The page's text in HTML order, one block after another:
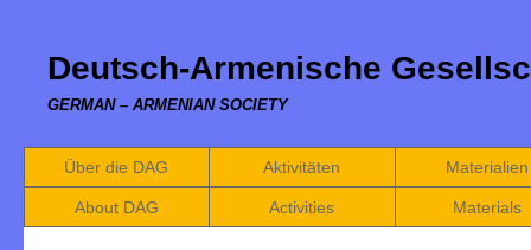
Deutsch-Armenische
GERMAN – ARMENIAN SOCIETY
Über die DAG Aktivitäten Materialien
About DAG Activities Materials